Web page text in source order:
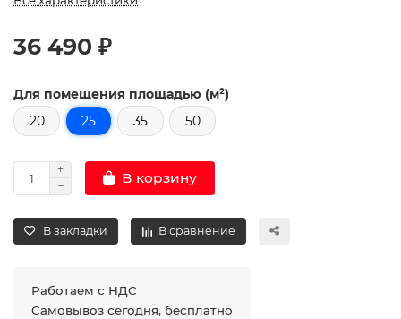
36 490 ₽
Для помещения площадью (м²)
20
25 35 50
В корзину
В закладки В сравнение
Работаем с НДС
Самовывоз сегодня, бесплатно